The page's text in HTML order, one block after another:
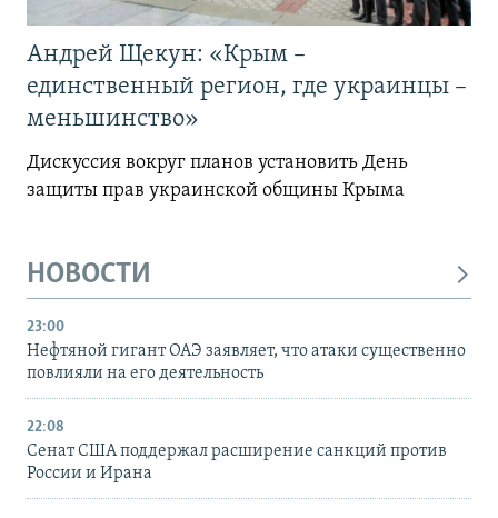
Андрей Щекун: «Крым –
единственный регион, где украинцы –
меньшинство»
Дискуссия вокруг планов установить День
защиты прав украинской общины Крыма
НОВОСТИ
23:00
Нефтяной гигант ОАЭ заявляет, что атаки существенно
повлияли на его деятельность
22:08
Сенат США поддержал расширение санкций против
России и Ирана